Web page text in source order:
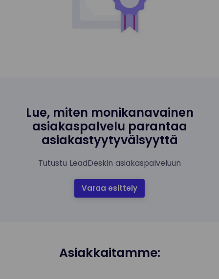
Lue, miten monikanavainen
asiakaspalvelu parantaa
asiakastyytyväisyyttä
Tutustu LeadDeskin asiakaspalveluun
Varaa esittely
Asiakkaitamme: